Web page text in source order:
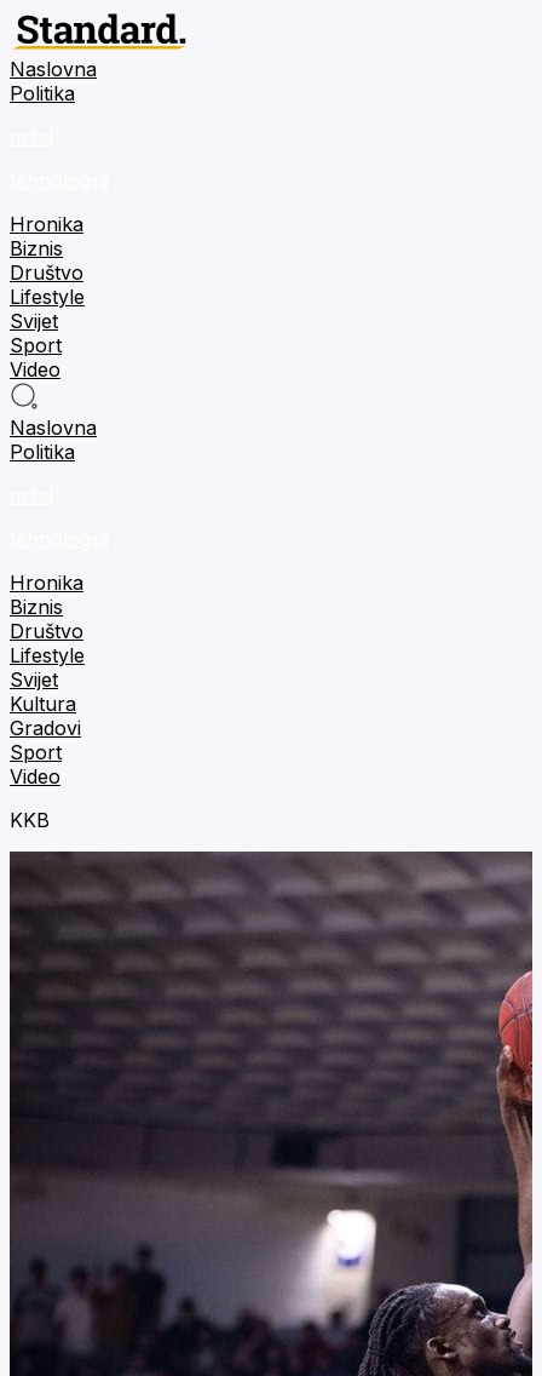
Naslovna
Politika
Hronika
Biznis
Društvo
Lifestyle
Svijet
Sport
Video
Naslovna
Politika
Hronika
Biznis
Društvo
Lifestyle
Svijet
Kultura
Gradovi
Sport
Video
KKB